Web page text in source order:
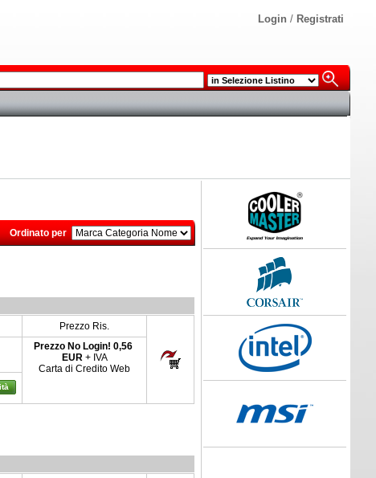
Login / Registrati
Ordinato per
Prezzo Ris.
Prezzo No Login! 0,56
EUR + IVA
Carta di Credito Web